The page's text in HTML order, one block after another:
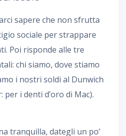
sapere che non sfrutta
sociale per strappare
Poi risponde alle tre
chi siamo, dove stiamo
i nostri soldi al Dunwich
per i denti d’oro di Mac).
tranquilla, dategli un po’